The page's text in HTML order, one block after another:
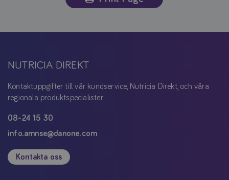
NUTRICIA DIREKT
Kontaktuppgifter till vår kundservice, Nutricia Direkt, och våra
regionala produktspecialister
08-24 15 30
info.amnse@danone.com
Kontakta oss